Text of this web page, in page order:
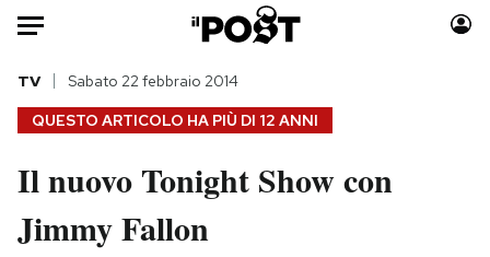
HOME
Italia
Politica
Moda
QUESTO ARTICOLO HA PIÙ DI 12 ANNI
TV Sabato 22 febbraio 2014
Il nuovo Tonight Show con
Jimmy Fallon